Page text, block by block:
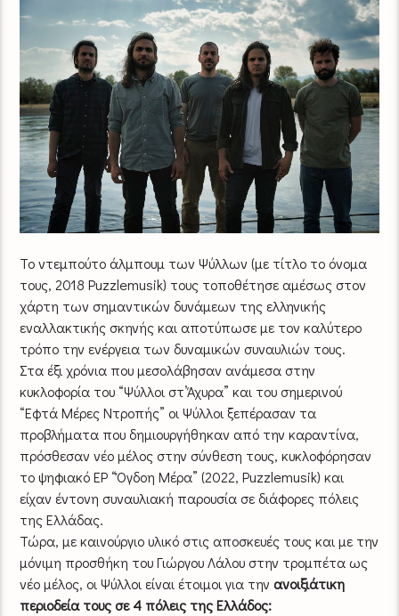
Το ντεμπούτο άλμπουμ των Ψύλλων (με τίτλο το όνομα
τους, 2018 Puzzlemusik) τους τοποθέτησε αμέσως στον
χάρτη των σημαντικών δυνάμεων της ελληνικής
εναλλακτικής σκηνής και αποτύπωσε με τον καλύτερο
τρόπο την ενέργεια των δυναμικών συναυλιών τους.
Στα έξι χρόνια που μεσολάβησαν ανάμεσα στην
κυκλοφορία του “Ψύλλοι στ’Άχυρα” και του σημερινού
“Εφτά Μέρες Ντροπής” οι Ψύλλοι ξεπέρασαν τα
προβλήματα που δημιουργήθηκαν από την καραντίνα,
πρόσθεσαν νέο μέλος στην σύνθεση τους, κυκλοφόρησαν
το ψηφιακό EP “Όγδοη Μέρα” (2022, Puzzlemusik) και
είχαν έντονη συναυλιακή παρουσία σε διάφορες πόλεις
της Ελλάδας.
Τώρα, με καινούργιο υλικό στις αποσκευές τους και με την
μόνιμη προσθήκη του Γιώργου Λάλου στην τρομπέτα ως
νέο μέλος, οι Ψύλλοι είναι έτοιμοι για την ανοιξιάτικη
περιοδεία τους σε 4 πόλεις της Ελλάδος: